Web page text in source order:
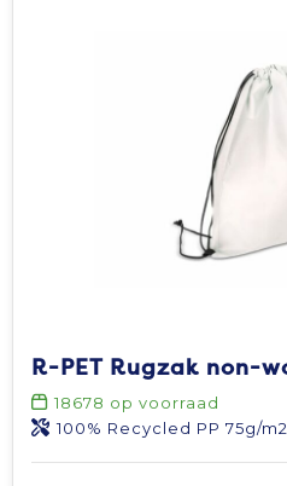
18678 op voorraad
100% Recycled PP 75g/m2